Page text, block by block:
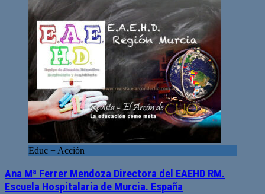
Educ + Acción
Ana Mª Ferrer Mendoza Directora del EAEHD RM.
Escuela Hospitalaria de Murcia. España